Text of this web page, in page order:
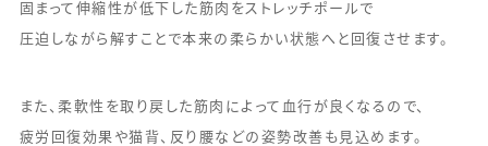
固まって伸縮性が低下した筋肉をストレッチポールで
圧迫しながら解すことで本来の柔らかい状態へと回復させます。
また、柔軟性を取り戻した筋肉によって血行が良くなるので、
疲労回復効果や猫背、反り腰などの姿勢改善も見込めます。